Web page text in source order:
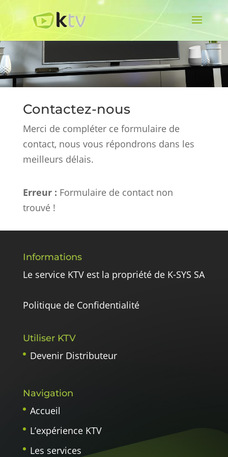
Contactez-nous
Merci de compléter ce formulaire de
contact, nous vous répondrons dans les
meilleurs délais.
Erreur : Formulaire de contact non
trouvé !
Informations
Le service KTV est la propriété de K-SYS SA
Politique de Confidentialité
Utiliser KTV
Devenir Distributeur
Navigation
Accueil
L’expérience KTV
Les services